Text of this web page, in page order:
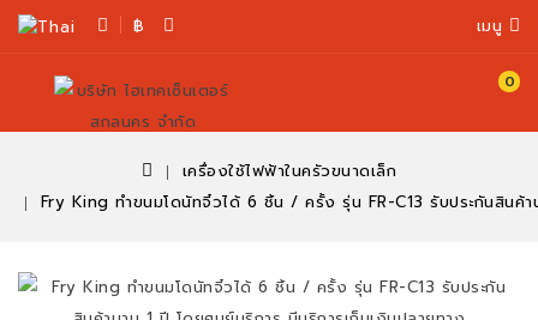
฿ เมนู
0
เครื่องใช้ไฟฟ้าในครัวขนาดเล็ก
Fry King ทำขนมโดนัทจิ๋วได้ 6 ชิ้น / ครั้ง รุ่น FR-C13 รับประกันสินค้า